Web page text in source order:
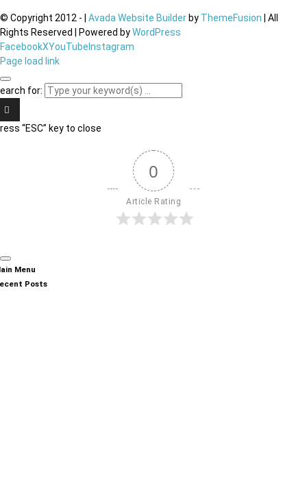
© Copyright 2012 - Avada Website Builder by ThemeFusion | All
Rights Reserved | Powered byWordPress
FacebookXYouTube Instagram
Page load link
for:
“ESC” key to close
0
Article Rating
Menu
Posts